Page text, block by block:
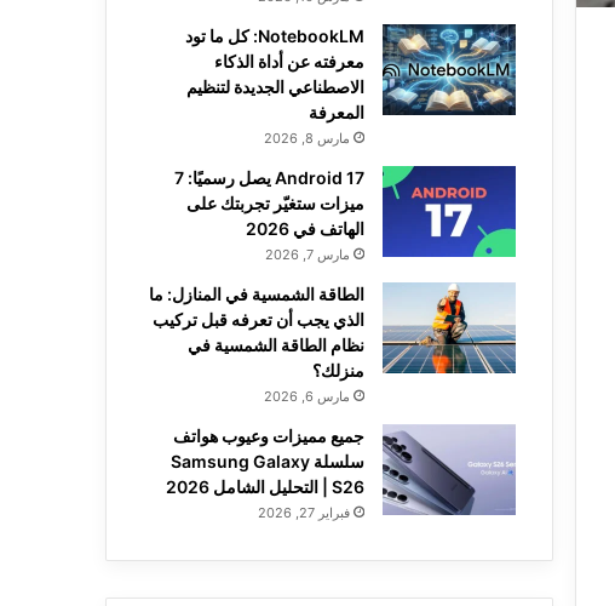
NotebookLM: كل ما تود
معرفته عن أداة الذكاء
الاصطناعي الجديدة لتنظيم
المعرفة
مارس 8, 2026
Android 17 يصل رسميًا: 7
ميزات ستغيّر تجربتك على
الهاتف في 2026
مارس 7, 2026
الطاقة الشمسية في المنازل: ما
الذي يجب أن تعرفه قبل تركيب
نظام الطاقة الشمسية في
منزلك؟
مارس 6, 2026
جميع مميزات وعيوب هواتف
سلسلة Samsung Galaxy
S26 | التحليل الشامل 2026
فبراير 27, 2026